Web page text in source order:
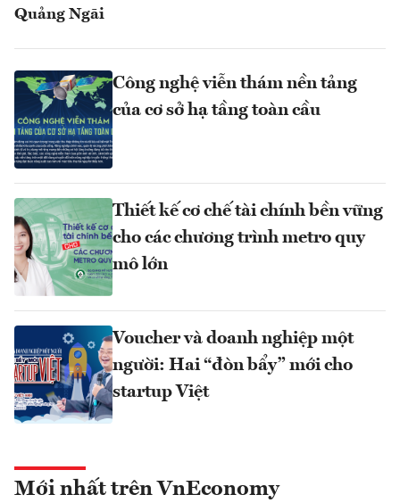
Quảng Ngãi
Công nghệ viễn thám nền tảng
của cơ sở hạ tầng toàn cầu
Thiết kế cơ chế tài chính bền vững
cho các chương trình metro quy
mô lớn
Voucher và doanh nghiệp một
người: Hai “đòn bẩy” mới cho
startup Việt
Mới nhất trên VnEconomy